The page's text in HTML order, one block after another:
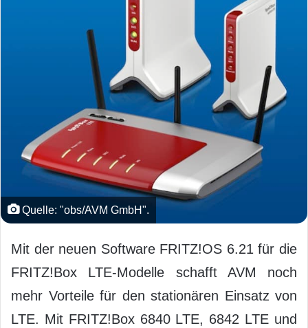
Quelle: "obs/AVM GmbH".
Mit der neuen Software FRITZ!OS 6.21 für die
FRITZ!Box LTE-Modelle schafft AVM noch
mehr Vorteile für den stationären Einsatz von
LTE. Mit FRITZ!Box 6840 LTE, 6842 LTE und